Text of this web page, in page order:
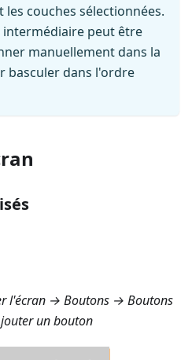
couches sélectionnées.
peut être
manuellement dans la
basculer dans l'ordre
l'écran → Boutons → Boutons
un bouton